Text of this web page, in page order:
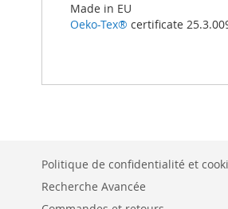
Made in EU
Oeko-Tex® certificate
Politique de confidentialité et
Recherche Avancée